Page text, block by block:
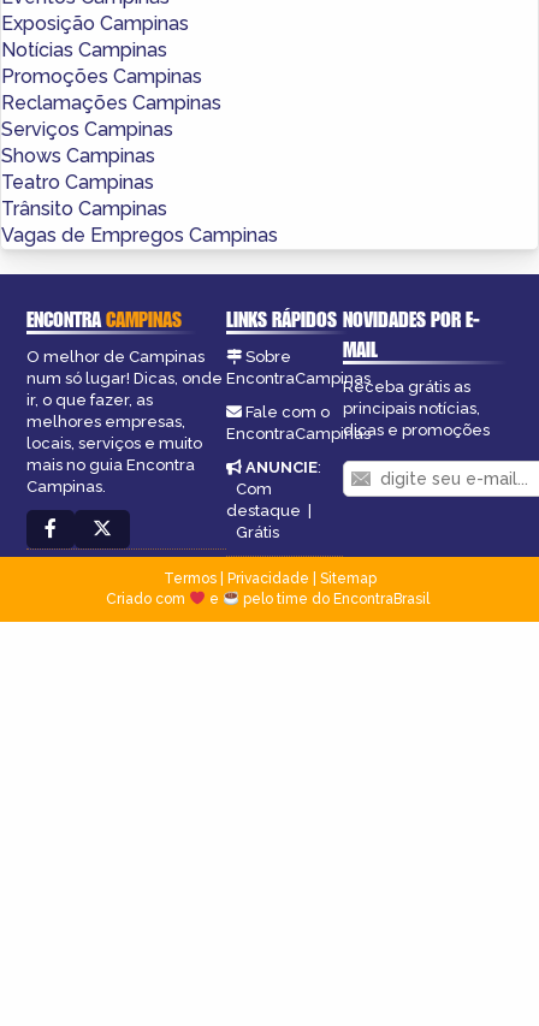
Exposição Campinas
Notícias Campinas
Promoções Campinas
Reclamações Campinas
Serviços Campinas
Shows Campinas
Teatro Campinas
Trânsito Campinas
Vagas de Empregos Campinas
ENCONTRACAMPINAS
O melhor de Campinas
num só lugar! Dicas, onde
ir, o que fazer, as
melhores empresas,
locais, serviços e muito
mais no guia Encontra
Campinas.
LINKS RÁPIDOS
Sobre
EncontraCampinas
Fale com o
EncontraCampinas
ANUNCIE:
Com
destaque
Grátis
NOVIDADES POR E-
MAIL
Receba grátis as
principais notícias,
dicas e promoções
Termos| Privacidade
Sitemap
Criado com
e pelo time do EncontraBrasil